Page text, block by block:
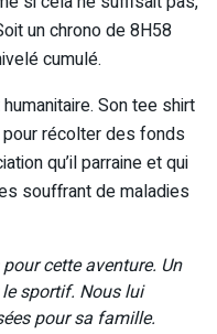
un chrono de 8H58
cumulé.
Son tee shirt
récolter des fonds
qu’il parraine et qui
souffrant de maladies
cette aventure. Un
sportif. Nous lui
pour sa famille.